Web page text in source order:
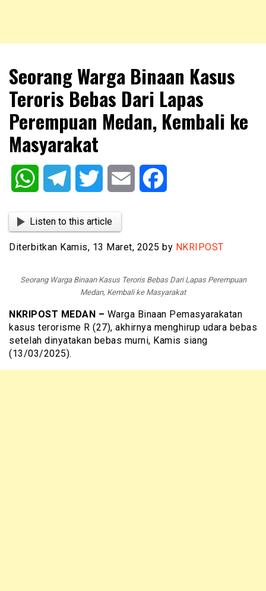
NKRIPOST
Seorang Warga Binaan Kasus
Teroris Bebas Dari Lapas
Perempuan Medan, Kembali ke
Masyarakat
WhatsAppTelegram Twitter Email
Listen to this article
Diterbitkan Kamis, 13 Maret, 2025 by NKRIPOST
Seorang Warga Binaan Kasus Teroris Bebas Dari Lapas Perempuan
Medan, Kembali ke Masyarakat
NKRIPOST MEDAN – Warga Binaan Pemasyarakatan
kasus terorisme R (27), akhirnya menghirup udara bebas
setelah dinyatakan bebas murni, Kamis siang
(13/03/2025).